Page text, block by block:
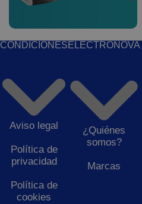
CONDICIONES
Aviso legal
Política de
privacidad
Política de
cookies
ELECTRONOVA
¿Quiénes
somos?
Marcas